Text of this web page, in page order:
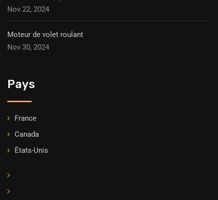
Nov 22, 2024
Moteur de volet roulant
Nov 30, 2024
Pays
France
Canada
États-Unis